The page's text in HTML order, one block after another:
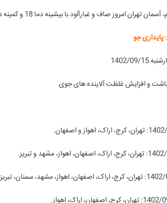
امروز صاف و غبارآلود با بیشینه دما 18 و کمینه دما 7 درجه خواهد بود.
جو
09/15
و افزایش غلظت آلاینده های جوی